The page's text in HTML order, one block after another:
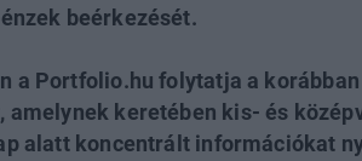
beérkezését.
a Portfolio.hu folytatja a
amelynek keretében kis- és
alatt koncentrált információkat